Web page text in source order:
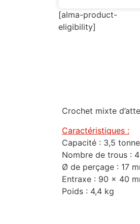
[alma-product-
eligibility]
Crochet mixte
Caractéristiques :
Capacité : 3,5
Nombre de trous : 4
Ø de perçage : 17
Entraxe : 90 x 40
Poids : 4,4 kg